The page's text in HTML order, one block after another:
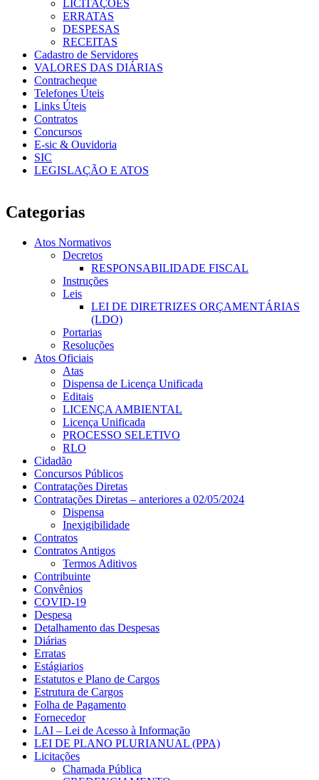
LICITAÇÕES
ERRATAS
DESPESAS
RECEITAS
Cadastro de Servidores
VALORES DAS DIÁRIAS
Contracheque
Telefones Úteis
Links Úteis
Contratos
Concursos
E-sic & Ouvidoria
SIC
LEGISLAÇÃO E ATOS
Categorias
Atos Normativos
Decretos
RESPONSABILIDADE FISCAL
Instruções
Leis
LEI DE DIRETRIZES ORÇAMENTÁRIAS
(LDO)
Portarias
Resoluções
Atos Oficiais
Atas
Dispensa de Licença Unificada
Editais
LICENÇA AMBIENTAL
Licença Unificada
PROCESSO SELETIVO
RLO
Cidadão
Concursos Públicos
Contratações Diretas
Contratações Diretas – anteriores a 02/05/2024
Dispensa
Inexigibilidade
Contratos
Contratos Antigos
Termos Aditivos
Contribuinte
Convênios
COVID-19
Despesa
Detalhamento das Despesas
Diárias
Erratas
Estágiarios
Estatutos e Plano de Cargos
Estrutura de Cargos
Folha de Pagamento
Fornecedor
LAI – Lei de Acesso à Informação
LEI DE PLANO PLURIANUAL (PPA)
Licitações
Chamada Pública